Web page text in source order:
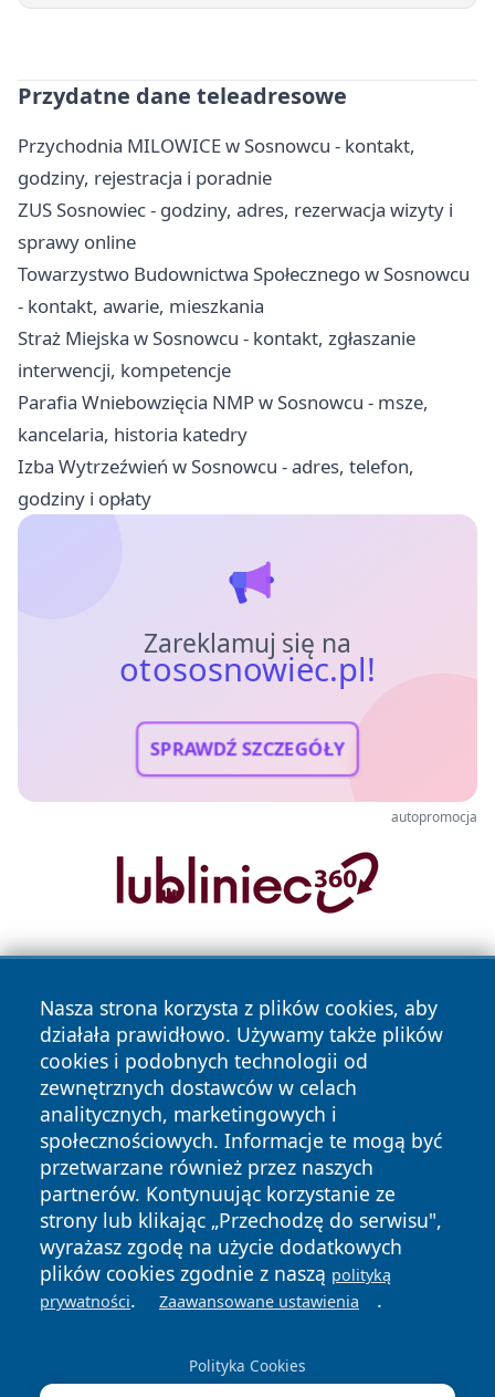
Przydatne dane teleadresowe
Przychodnia MILOWICE w Sosnowcu - kontakt,
godziny, rejestracja i poradnie
ZUS Sosnowiec - godziny, adres, rezerwacja wizyty i
sprawy online
Towarzystwo Budownictwa Społecznego w Sosnowcu
- kontakt, awarie, mieszkania
Straż Miejska w Sosnowcu - kontakt, zgłaszanie
interwencji, kompetencje
Parafia Wniebowzięcia NMP w Sosnowcu - msze,
kancelaria, historia katedry
Izba Wytrzeźwień w Sosnowcu - adres, telefon,
godziny i opłaty
Zareklamuj się na
otososnowiec.pl!
SPRAWDŹ SZCZEGÓŁY
autopromocja
Nasza strona korzysta z plików cookies, aby
działała prawidłowo. Używamy także plików
cookies i podobnych technologii od
zewnętrznych dostawców w celach
analitycznych, marketingowych i
społecznościowych. Informacje te mogą być
przetwarzane również przez naszych
partnerów. Kontynuując korzystanie ze
strony lub klikając „Przechodzę do serwisu",
wyrażasz zgodę na użycie dodatkowych
plików cookies zgodnie z naszą polityką
prywatności. Zaawansowane ustawienia .
Polityka Cookies
Copyright © 2026 otososnowiec.pl Wszystkie prawa
zastrzeżone.
News Autorzy
Polityka
Prywatności
Polityka
Cookies